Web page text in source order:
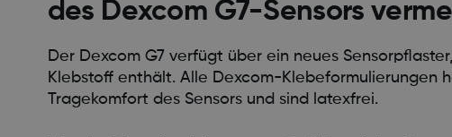
des Dexcom G7-Sensors
Der Dexcom G7 verfügt über ein neues
Klebstoff enthält. Alle Dexcom-Klebeformulierungen
Tragekomfort des Sensors und sind latexfrei.